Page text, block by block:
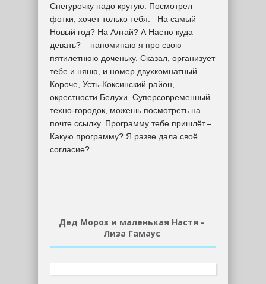
Снегурочку надо крутую. Посмотрел
фотки, хочет только тебя.– На самый
Новый год? На Алтай? А Настю куда
девать? – напоминаю я про свою
пятилетнюю доченьку. Сказал, организует
тебе и няню, и номер двухкомнатный.
Короче, Усть-Коксинский район,
окрестности Белухи. Суперсовременный
техно-городок, можешь посмотреть на
почте ссылку. Программу тебе пришлёт.–
Какую программу? Я разве дала своё
согласие?
Дед Мороз и маленькая Настя -
Лиза Гамаус